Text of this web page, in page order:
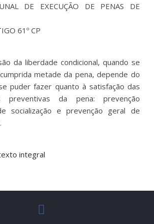
DE EXECUÇÃO DE PENAS DE
61º CP
da liberdade condicional, quando se
metade da pena, depende do
puder fazer quanto à satisfação das
preventivas da pena: prevenção
socialização e prevenção geral de
integral